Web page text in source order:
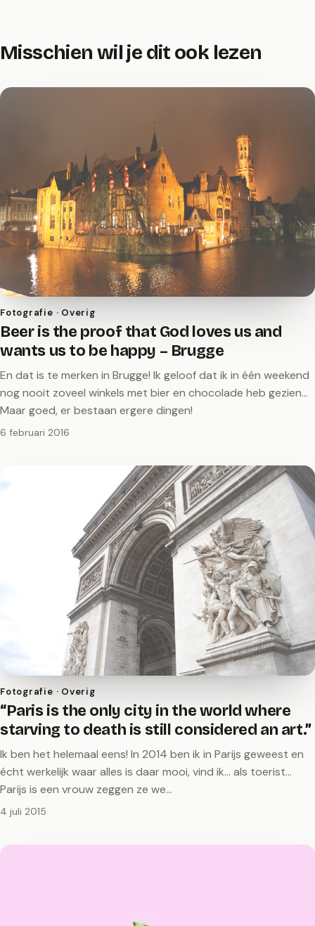
Misschien wil je dit ook lezen
Fotografie · Overig
Beer is the proof that God loves us and
wants us to be happy – Brugge
En dat is te merken in Brugge! Ik geloof dat ik in één weekend
nog nooit zoveel winkels met bier en chocolade heb gezien...
Maar goed, er bestaan ergere dingen!
6 februari 2016
Fotografie · Overig
“Paris is the only city in the world where
starving to death is still considered an art.”
Ik ben het helemaal eens! In 2014 ben ik in Parijs geweest en
écht werkelijk waar alles is daar mooi, vind ik... als toerist...
Parijs is een vrouw zeggen ze we…
4 juli 2015